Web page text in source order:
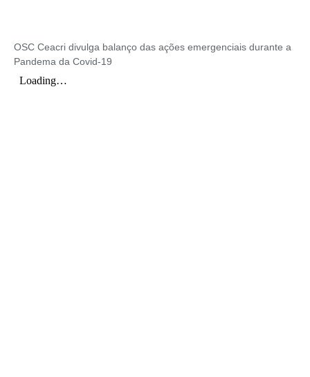
OSC Ceacri divulga balanço das ações emergenciais durante a
Pandema da Covid-19